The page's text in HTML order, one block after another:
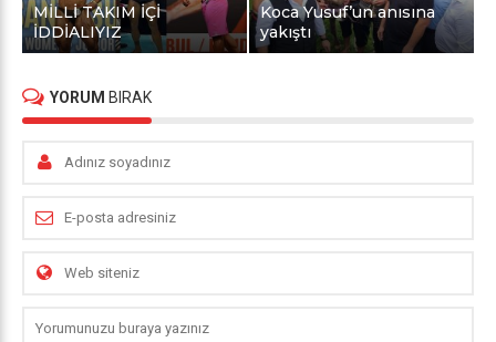
MİLLİ TAKIM İÇİ
İDDİALIYIZ
Koca Yusuf’un anısına
yakıştı
YORUM BIRAK